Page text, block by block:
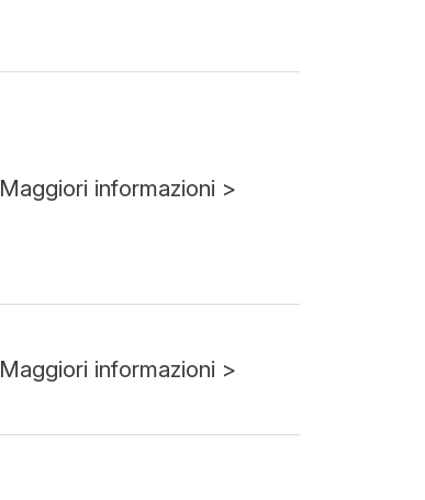
Maggiori informazioni >
Maggiori informazioni >